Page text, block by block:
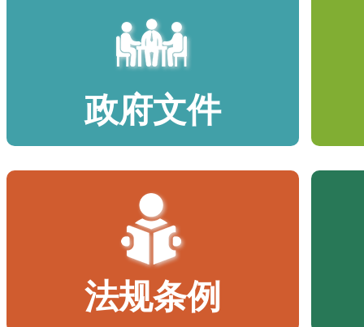
政府文件
法规条例